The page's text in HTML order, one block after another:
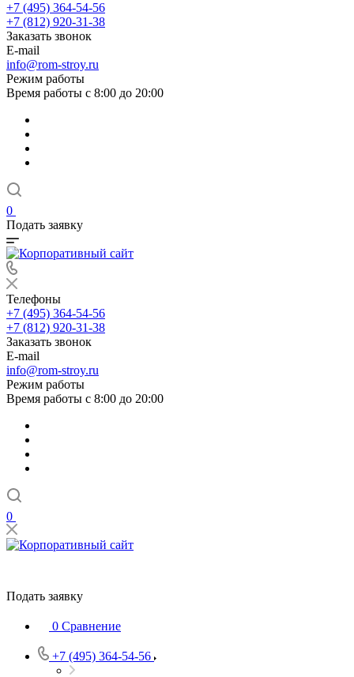
+7 (495) 364-54-56
+7 (812) 920-31-38
Заказать звонок
E-mail
info@rom-stroy.ru
Режим работы
Время работы с 8:00 до 20:00
0
Подать заявку
Телефоны
+7 (495) 364-54-56
+7 (812) 920-31-38
Заказать звонок
E-mail
info@rom-stroy.ru
Режим работы
Время работы с 8:00 до 20:00
0
Подать заявку
0 Сравнение
+7 (495) 364-54-56